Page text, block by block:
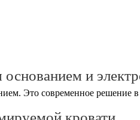
и
Это современное решение